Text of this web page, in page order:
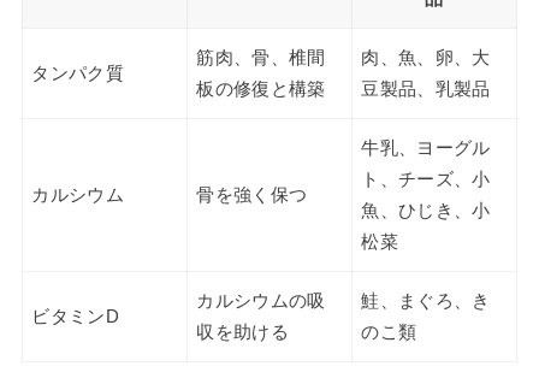
タンパク質
筋肉、骨、椎間
板の修復と構築
肉、魚、卵、大
豆製品、乳製品
カルシウム 骨を強く保つ
牛乳、ヨーグル
ト、チーズ、小
魚、ひじき、小
松菜
ビタミンD
カルシウムの吸
収を助ける
鮭、まぐろ、き
のこ類